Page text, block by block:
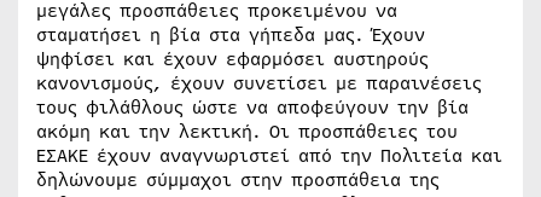
μεγάλες προσπάθειες προκειμένου να
σταματήσει η βία στα γήπεδα μας. Έχουν
ψηφίσει και έχουν εφαρμόσει αυστηρούς
κανονισμούς, έχουν συνετίσει με παραινέσεις
τους φιλάθλους ώστε να αποφεύγουν την βία
ακόμη και την λεκτική. Οι προσπάθειες του
ΕΣΑΚΕ έχουν αναγνωριστεί από την Πολιτεία και
δηλώνουμε σύμμαχοι στην προσπάθεια της